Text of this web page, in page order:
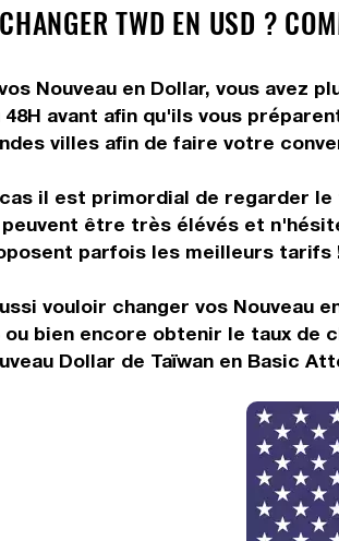
TWD EN USD ?
Nouveau en Dollar, vous avez
avant afin qu'ils vous
villes afin de faire votre
il est primordial de regarder
peuvent être très élévés et
parfois les meilleurs tarifs
vouloir changer vos Nouveau
ou bien encore obtenir le taux
Dollar de Taïwan en Basic